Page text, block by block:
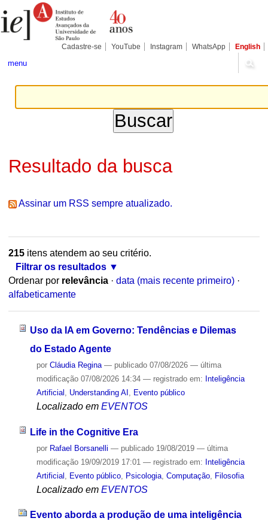
para
conteúdo.
Pessoais
Cadastre-se YouTube Instagram WhatsApp English
menu
Resultado da busca
Assinar um RSS sempre atualizado.
215itens atendem ao seu critério.
Filtrar os resultados
Ordenar por relevância · data (mais recente primeiro) ·
alfabeticamente
Uso da IA em Governo: Tendências e Dilemas
do Estado Agente
por Cláudia Regina — publicado07/08/2026 — última
modificação07/08/2026 14:34 — registrado em: Inteligência
Artificial
Understanding AI Evento público
Localizado em EVENTOS
Life in the Cognitive Era
por Rafael Borsanelli — publicado19/08/2019 — última
modificação19/09/2019 17:01 — registrado em: Inteligência
Artificial
Evento público, Psicologia, Computação, Filosofia
Localizado em EVENTOS
Evento aborda a produção de uma inteligência